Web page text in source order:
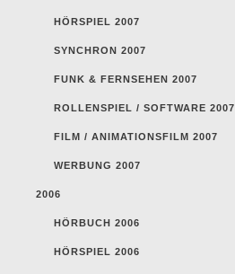
HÖRSPIEL 2007
SYNCHRON 2007
FUNK & FERNSEHEN 2007
ROLLENSPIEL / SOFTWARE 2007
FILM / ANIMATIONSFILM 2007
WERBUNG 2007
2006
HÖRBUCH 2006
HÖRSPIEL 2006